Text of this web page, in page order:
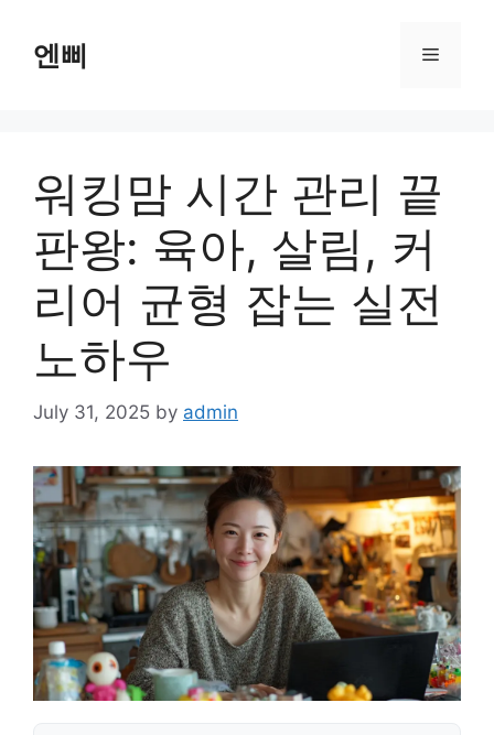
content
엔삐 Menu
워킹맘 시간 관리 끝
판왕: 육아, 살림, 커
리어 균형 잡는 실전
노하우
July 31, 2025 by admin